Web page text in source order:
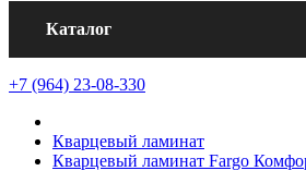
Каталог
+7 (964) 23-08-330
Кварцевый ламинат
Кварцевый ламинат Fargo